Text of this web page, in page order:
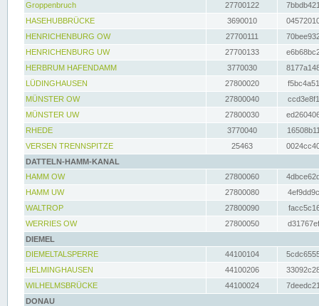
Groppenbruch
27700122
HASEHUBBRÜCKE
3690010
HENRICHENBURG OW
27700111
HENRICHENBURG UW
27700133
HERBRUM HAFENDAMM
3770030
LÜDINGHAUSEN
27800020
MÜNSTER OW
27800040
MÜNSTER UW
27800030
RHEDE
3770040
VERSEN TRENNSPITZE
25463
DATTELN-HAMM-KANAL
HAMM OW
27800060
HAMM UW
27800080
WALTROP
27800090
WERRIES OW
27800050
DIEMEL
DIEMELTALSPERRE
44100104
HELMINGHAUSEN
44100206
WILHELMSBRÜCKE
44100024
DONAU